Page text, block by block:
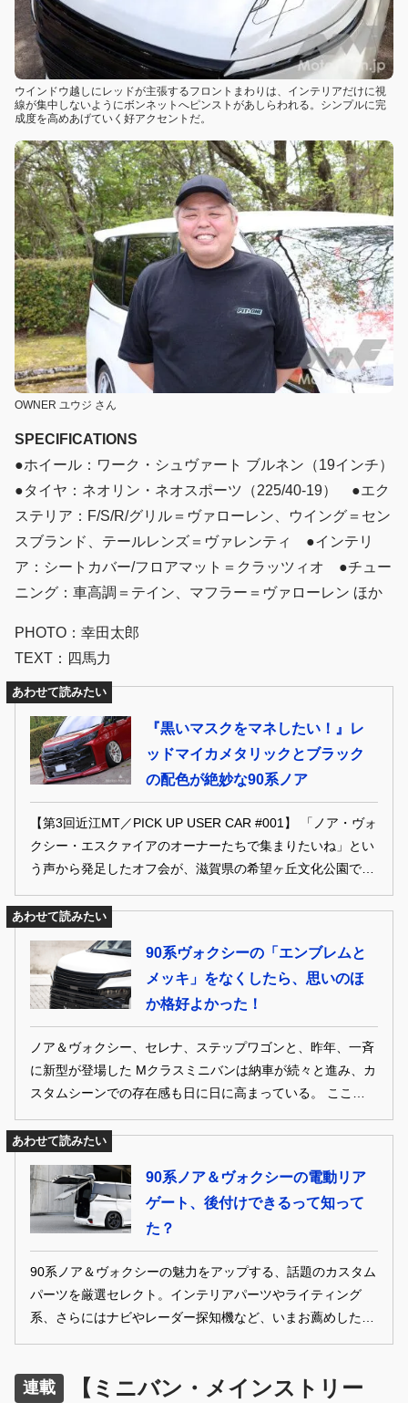
ウインドウ越しにレッドが主張するフロントまわりは、インテリアだけに視
線が集中しないようにボンネットへピンストがあしらわれる。シンプルに完
成度を高めあげていく好アクセントだ。
OWNER ユウジ さん
SPECIFICATIONS
●ホイール：ワーク・シュヴァート ブルネン（19インチ）
●タイヤ：ネオリン・ネオスポーツ（225/40-19） ●エク
ステリア：F/S/R/グリル＝ヴァローレン、ウイング＝セン
スブランド、テールレンズ＝ヴァレンティ ●インテリ
ア：シートカバー/フロアマット＝クラッツィオ ●チュー
ニング：車高調＝テイン、マフラー＝ヴァローレン ほか
PHOTO：幸田太郎
TEXT：四馬力
あわせて読みたい
『黒いマスクをマネしたい！』レ
ッドマイカメタリックとブラック
の配色が絶妙な90系ノア
【第3回近江MT／PICK UP USER CAR #001】 「ノア・ヴォ
クシー・エスクァイアのオーナーたちで集まりたいね」とい
う声から発足したオフ会が、滋賀県の希望ヶ丘文化公園で半
年に一度開催されている近江ミーティングだ。3回目の開催
となった会場には、関西だけでなく遠方からも多数の車両が
駆けつけて交流を深め、ドレコンやじゃんけん大会で盛り上
がっていた。ここでは、そんなオフ会で注目を集めていたユ
ーザーカーをピックアップして紹介していこう。
あわせて読みたい
90系ヴォクシーの「エンブレムと
メッキ」をなくしたら、思いのほ
か格好よかった！
ノア＆ヴォクシー、セレナ、ステップワゴンと、昨年、一斉
に新型が登場した Mクラスミニバンは納車が続々と進み、カ
スタムシーンでの存在感も日に日に高まっている。 ここでは
90系ノア＆ヴォクシーを中心に、ボディキットから専用アイ
テムなど、 気になる最旬トピックをお届け。愛車のカスタム
の参考に、ぜひ！
あわせて読みたい
90系ノア＆ヴォクシーの電動リア
ゲート、後付けできるって知って
た？
90系ノア＆ヴォクシーの魅力をアップする、話題のカスタム
パーツを厳選セレクト。インテリアパーツやライティング
系、さらにはナビやレーダー探知機など、いまお薦めしたい
注目アイテムをお届けします！
連載
【ミニバン・メインストリー